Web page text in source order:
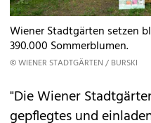
Wiener Stadtgärten setzen
390.000 Sommerblumen.
© WIENER STADTGÄRTEN / BURSKI
"Die Wiener
gepflegtes und